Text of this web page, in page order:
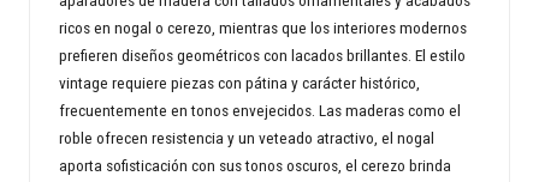
ricos en nogal o cerezo, mientras que los interiores modernos
prefieren diseños geométricos con lacados brillantes. El estilo
vintage requiere piezas con pátina y carácter histórico,
frecuentemente en tonos envejecidos. Las maderas como el
roble ofrecen resistencia y un veteado atractivo, el nogal
aporta sofisticación con sus tonos oscuros, el cerezo brinda